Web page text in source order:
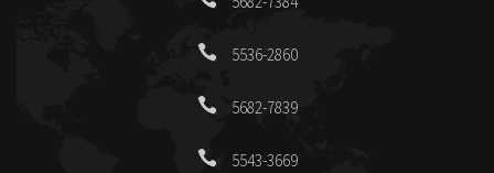
5536-2860
5682-7839
5543-3669